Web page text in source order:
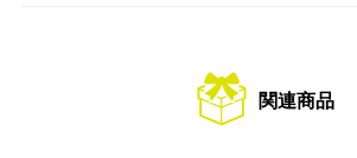
関連商品